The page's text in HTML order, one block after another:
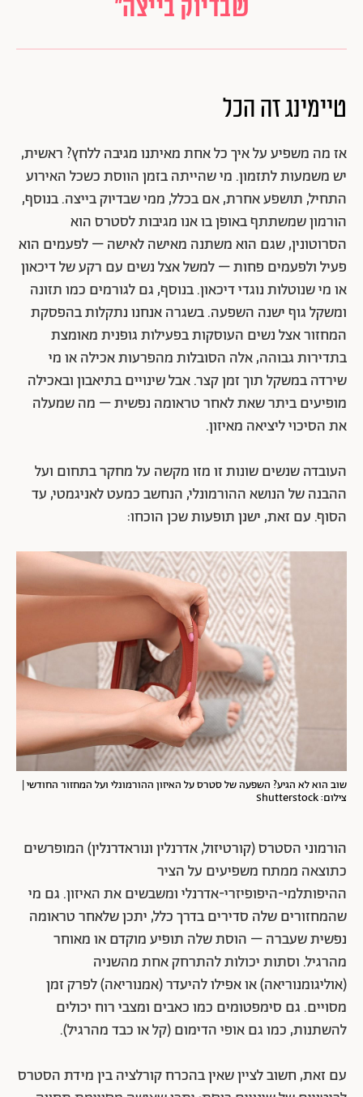
שבדיוק בייצה״
טיימינג זה הכל
אז מה משפיע על איך כל אחת מאיתנו מגיבה ללחץ? ראשית,
יש משמעות לתזמון. מי שהייתה בזמן הווסת כשכל האירוע
התחיל, תושפע אחרת, אם בכלל, ממי שבדיוק בייצה. בנוסף,
הורמון שמשתתף באופן בו אנו מגיבות לסטרס הוא
הסרוטונין, שגם הוא משתנה מאישה לאישה – לפעמים הוא
פעיל ולפעמים פחות – למשל אצל נשים עם רקע של דיכאון
או מי שנוטלות נוגדי דיכאון. בנוסף, גם לגורמים כמו תזונה
ומשקל גוף ישנה השפעה. בשגרה אנחנו נתקלות בהפסקת
המחזור אצל נשים העוסקות בפעילות גופנית מאומצת
בתדירות גבוהה, אלה הסובלות מהפרעות אכילה או מי
שירדה במשקל תוך זמן קצר. אבל שינויים בתיאבון ובאכילה
מופיעים ביתר שאת לאחר טראומה נפשית – מה שמעלה
את הסיכוי ליציאה מאיזון.
העובדה שנשים שונות זו מזו מקשה על מחקר בתחום ועל
ההבנה של הנושא ההורמונלי, הנחשב כמעט לאניגמטי, עד
הסוף. עם זאת, ישנן תופעות שכן הוכחו:
שוב הוא לא הגיע? השפעה של סטרס על האיזון ההורמונלי ועל המחזור החודשי |
צילום: Shutterstock
הורמוני הסטרס (קורטיזול, אדרנלין ונוראדרנלין) המופרשים
כתוצאה ממתח משפיעים על הציר
ההיפותלמי-היפופיזרי-אדרנלי ומשבשים את האיזון. גם מי
שהמחזורים שלה סדירים בדרך כלל, יתכן שלאחר טראומה
נפשית שעברה – הוסת שלה תופיע מוקדם או מאוחר
מהרגיל. וסתות יכולות להתרחק אחת מהשניה
(אוליגומנוריאה) או אפילו להיעדר (אמנוריאה) לפרק זמן
מסויים. גם סימפטומים כמו כאבים ומצבי רוח יכולים
להשתנות, כמו גם אופי הדימום (קל או כבד מהרגיל).
עם זאת, חשוב לציין שאין בהכרח קורלציה בין מידת הסטרס